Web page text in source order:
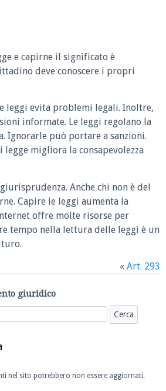
e capirne il significato è
deve conoscere i propri
leggi evita problemi legali. Inoltre,
informate. Le leggi regolano la
Ignorarle può portare a sanzioni.
migliora la consapevolezza
Anche chi non è del
Capire le leggi aumenta la
offre molte risorse per
tempo nella lettura delle leggi è un
« Art. 293
giuridico
nel sito potrebbero non essere aggiornati.